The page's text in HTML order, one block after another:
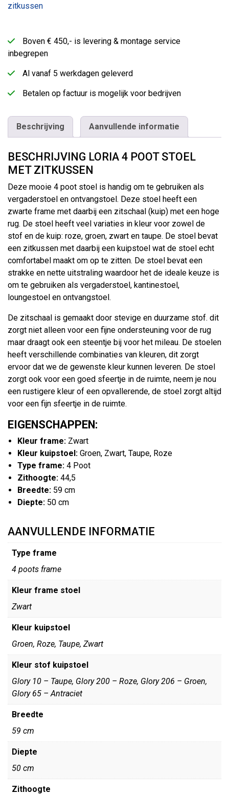
zitkussen
Boven € 450,- is levering & montage service
inbegrepen
Al vanaf 5 werkdagen geleverd
Betalen op factuur is mogelijk voor bedrijven
Beschrijving Aanvullende informatie
BESCHRIJVING LORIA 4 POOT STOEL
MET ZITKUSSEN
Deze mooie 4 poot stoel is handig om te gebruiken als
vergaderstoel en ontvangstoel. Deze stoel heeft een
zwarte frame met daarbij een zitschaal (kuip) met een hoge
rug. De stoel heeft veel variaties in kleur voor zowel de
stof en de kuip: roze, groen, zwart en taupe. De stoel bevat
een zitkussen met daarbij een kuipstoel wat de stoel echt
comfortabel maakt om op te zitten. De stoel bevat een
strakke en nette uitstraling waardoor het de ideale keuze is
om te gebruiken als vergaderstoel, kantinestoel,
loungestoel en ontvangstoel.
De zitschaal is gemaakt door stevige en duurzame stof. dit
zorgt niet alleen voor een fijne ondersteuning voor de rug
maar draagt ook een steentje bij voor het mileau. De stoelen
heeft verschillende combinaties van kleuren, dit zorgt
ervoor dat we de gewenste kleur kunnen leveren. De stoel
zorgt ook voor een goed sfeertje in de ruimte, neem je nou
een rustigere kleur of een opvallerende, de stoel zorgt altijd
voor een fijn sfeertje in de ruimte.
EIGENSCHAPPEN:
Kleur frame: Zwart
Kleur kuipstoel: Groen, Zwart, Taupe, Roze
Type frame: 4 Poot
Zithoogte:44,5
Breedte: 59 cm
Diepte: 50 cm
AANVULLENDE INFORMATIE
Type frame
4 poots frame
Kleur frame stoel
Zwart
Kleur kuipstoel
Groen, Roze, Taupe, Zwart
Kleur stof kuipstoel
Glory 10 – Taupe, Glory 200 – Roze, Glory 206 – Groen,
Glory 65 – Antraciet
Breedte
59 cm
Diepte
50 cm
Zithoogte